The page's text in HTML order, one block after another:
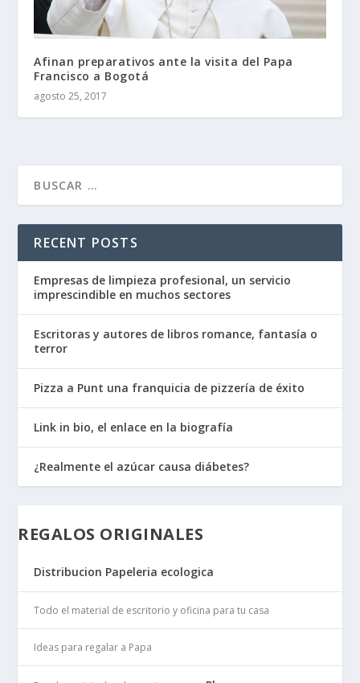
Afinan preparativos ante la visita del Papa
Francisco a Bogotá
agosto 25, 2017
RECENT POSTS
Empresas de limpieza profesional, un servicio
imprescindible en muchos sectores
Escritoras y autores de libros romance, fantasía o
terror
Pizza a Punt una franquicia de pizzería de éxito
Link in bio, el enlace en la biografía
¿Realmente el azúcar causa diábetes?
REGALOS ORIGINALES
Distribucion Papeleria ecologica
Todo el material de escritorio y oficina para tu casa
Ideas para regalar a Papa